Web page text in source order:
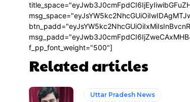
f_pp_font_weight="500"]
Related articles
Uttar Pradesh News